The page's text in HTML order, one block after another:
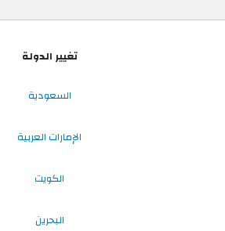
تغيير الدولة
السعودية
الإمارات العربية
الكويت
البحرين